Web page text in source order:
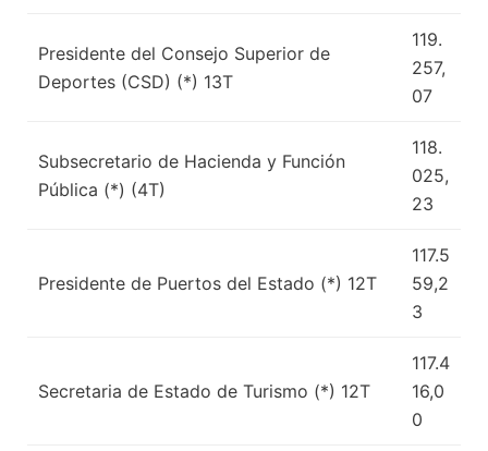
Presidente del Consejo Superior de
Deportes (CSD) (*) 13T
119.
257,
07
Subsecretario de Hacienda y Función
Pública (*) (4T)
118.
025,
23
Presidente de Puertos del Estado (*) 12T
117.5
59,2
3
Secretaria de Estado de Turismo (*) 12T
117.4
16,0
0